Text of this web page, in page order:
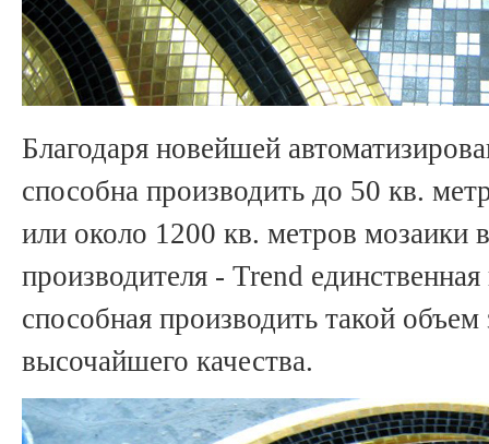
Благодаря новейшей
способна производить до 50 кв.
или около 1200 кв. метров мозаики
производителя - Trend
способная производить такой
высочайшего качества.